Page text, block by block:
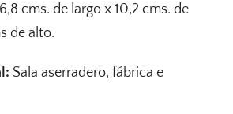
cms. de largo x 10,2 cms. de
de alto.
Sala aserradero, fábrica e